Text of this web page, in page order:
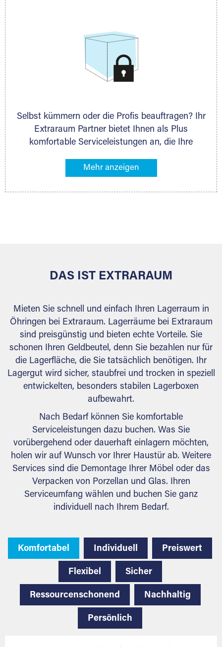
Selbst kümmern oder die Profis beauftragen? Ihr
Extraraum Partner bietet Ihnen als Plus
komfortable Serviceleistungen an, die Ihre
gehören z. B. Verpackungsservice, Lieferung von
Ihr Lagergut wird bei Ihrem Extraraum Partner
DAS IST EXTRARAUM
Mieten Sie schnell und einfach Ihren Lagerraum in
Öhringen bei Extraraum. Lagerräume bei Extraraum
sind preisgünstig und bieten echte Vorteile. Sie
schonen Ihren Geldbeutel, denn Sie bezahlen nur für
die Lagerfläche, die Sie tatsächlich benötigen. Ihr
Lagergut wird sicher, staubfrei und trocken in speziell
entwickelten, besonders stabilen Lagerboxen
aufbewahrt.
Nach Bedarf können Sie komfortable
Serviceleistungen dazu buchen. Was Sie
vorübergehend oder dauerhaft einlagern möchten,
holen wir auf Wunsch vor Ihrer Haustür ab. Weitere
Services sind die Demontage Ihrer Möbel oder das
Verpacken von Porzellan und Glas. Ihren
Serviceumfang wählen und buchen Sie ganz
individuell nach Ihrem Bedarf.
Komfortabel Individuell Preiswert
Flexibel Sicher
Ressourcenschonend Nachhaltig
Persönlich